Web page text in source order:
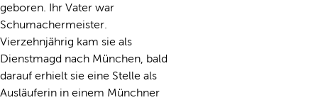
geboren. Ihr Vater war
Schumachermeister.
Vierzehnjährig kam sie als
Dienstmagd nach München, bald
darauf erhielt sie eine Stelle als
Ausläuferin in einem Münchner